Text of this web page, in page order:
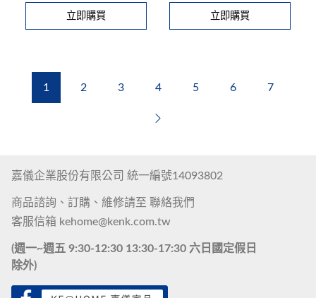
立即購買 立即購買
1 2 3 4 5 6 7
嘉儀企業股份有限公司 統一編號14093802
商品諮詢、訂購、維修請至 聯絡我們
客服信箱 kehome@kenk.com.tw
(週一~週五 9:30-12:30 13:30-17:30 六日國定假日
除外)